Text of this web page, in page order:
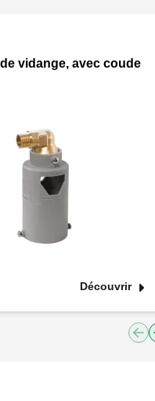
vidange, avec coude
Découvrir